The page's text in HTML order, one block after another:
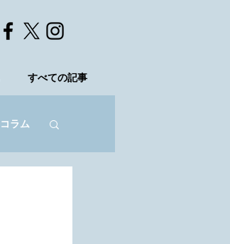
すべての記事
コラム